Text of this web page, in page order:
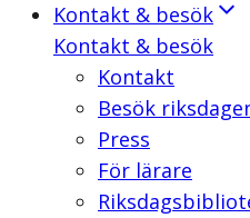
Kontakt & besök
Kontakt & besök
Kontakt
Besök
Press
För lärare